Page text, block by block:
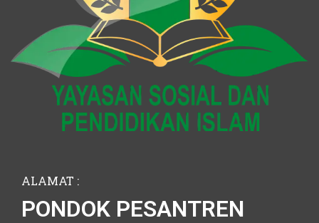
ALAMAT :
PONDOK PESANTREN